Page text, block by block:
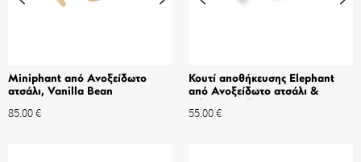
Miniphant από Ανοξείδωτο
ατσάλι, Vanilla Bean
85.00€
Κουτί αποθήκευσης Elephant
από Ανοξείδωτο ατσάλι &
55.00€